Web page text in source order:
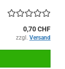
0,70 CHF
zzgl. Versand